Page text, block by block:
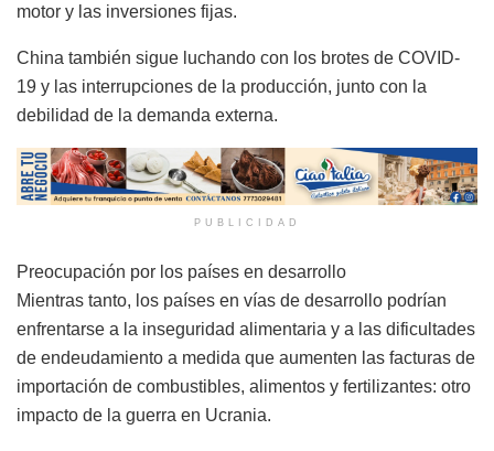
motor y las inversiones fijas.
China también sigue luchando con los brotes de COVID-
19 y las interrupciones de la producción, junto con la
debilidad de la demanda externa.
PUBLICIDAD
Preocupación por los países en desarrollo
Mientras tanto, los países en vías de desarrollo podrían
enfrentarse a la inseguridad alimentaria y a las dificultades
de endeudamiento a medida que aumenten las facturas de
importación de combustibles, alimentos y fertilizantes: otro
impacto de la guerra en Ucrania.